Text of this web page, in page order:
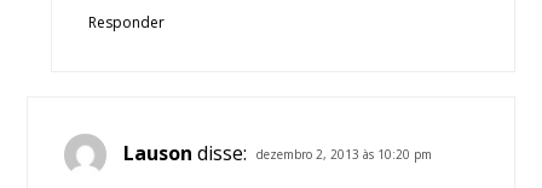
Responder
Lauson disse: dezembro 2, 2013 às 10:20 pm